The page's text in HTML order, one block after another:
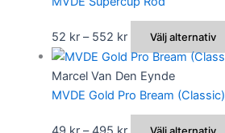
52 kr – 552 krPrisintervall:
52 kr
till
552 kr
Välj alternativ
Marcel Van Den Eynde
MVDE Gold Pro Bream (Classic)
Prisintervall: